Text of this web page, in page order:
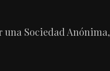
Sociedad Anónima,